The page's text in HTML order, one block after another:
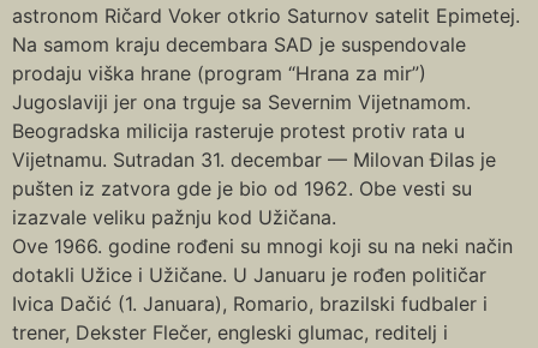
astronom Ričard Voker otkrio Saturnov satelit Epimetej.
Na samom kraju decembara SAD je suspendovale
prodaju viška hrane (program “Hrana za mir”)
Jugoslaviji jer ona trguje sa Severnim Vijetnamom.
Beogradska milicija rasteruje protest protiv rata u
Vijetnamu. Sutradan 31. decembar — Milovan Đilas je
pušten iz zatvora gde je bio od 1962. Obe vesti su
izazvale veliku pažnju kod Užičana.
Ove 1966. godine rođeni su mnogi koji su na neki način
dotakli Užice i Užičane. U Januaru je rođen političar
Ivica Dačić (1. Januara), Romario, brazilski fudbaler i
trener, Dekster Flečer, engleski glumac, reditelj i